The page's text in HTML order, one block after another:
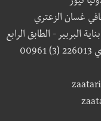
غسان الزعتري
البربير - الطابق الرابع